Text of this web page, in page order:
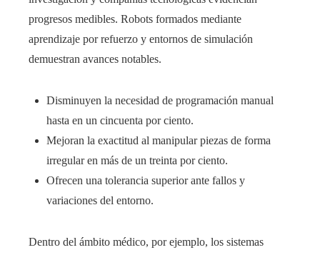
progresos medibles. Robots formados mediante
aprendizaje por refuerzo y entornos de simulación
demuestran avances notables.
Disminuyen la necesidad de programación manual
hasta en un cincuenta por ciento.
Mejoran la exactitud al manipular piezas de forma
irregular en más de un treinta por ciento.
Ofrecen una tolerancia superior ante fallos y
variaciones del entorno.
Dentro del ámbito médico, por ejemplo, los sistemas